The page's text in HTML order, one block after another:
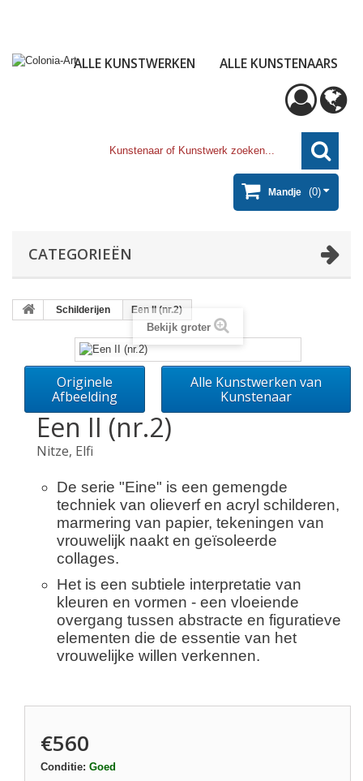
ALLE KUNSTWERKEN ALLE KUNSTENAARS
Mandje (0)
CATEGORIEËN
Schilderijen Een II (nr.2)
Bekijk groter
Originele
Afbeelding
Alle Kunstwerken van
Kunstenaar
Een II (nr.2)
Nitze, Elfi
De serie "Eine" is een gemengde
techniek van olieverf en acryl schilderen,
marmering van papier, tekeningen van
vrouwelijk naakt en geïsoleerde
collages.
Het is een subtiele interpretatie van
kleuren en vormen - een vloeiende
overgang tussen abstracte en figuratieve
elementen die de essentie van het
vrouwelijke willen verkennen.
€560
Conditie: Goed